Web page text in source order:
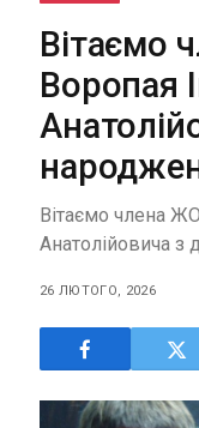
Вітаємо
Воропая
Вітаємо члена
Анатолійовича
26 ЛЮТОГО, 2026